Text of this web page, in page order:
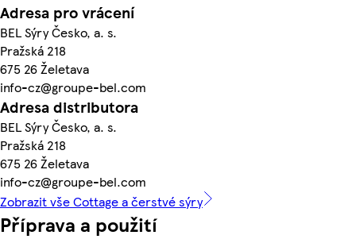
Adresa pro vrácení
BEL Sýry Česko, a. s.
Pražská 218
675 26 Želetava
info-cz@groupe-bel.com
Adresa distributora
BEL Sýry Česko, a. s.
Pražská 218
675 26 Želetava
info-cz@groupe-bel.com
Zobrazit vše Cottage a čerstvé sýry
Příprava a použití